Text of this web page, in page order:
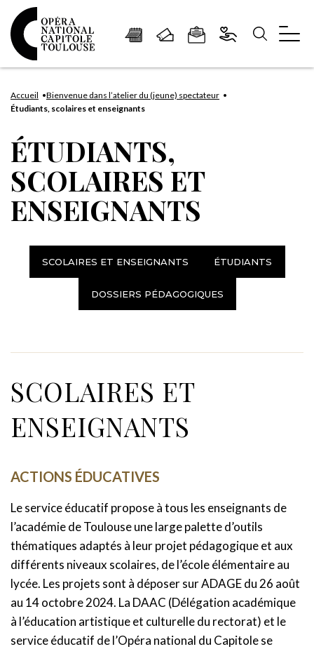
Panneau de gestion des cookies
au
contenu
à
la
à
au
Accueil
Bienvenue dans l’atelier du (jeune) spectateur
Étudiants, scolaires et enseignants
ÉTUDIANTS,
SCOLAIRES ET
ENSEIGNANTS
SCOLAIRES ET ENSEIGNANTS ÉTUDIANTS
DOSSIERS PÉDAGOGIQUES
SCOLAIRES ET
ENSEIGNANTS
ACTIONS ÉDUCATIVES
Le service éducatif propose à tous les enseignants de
l’académie de Toulouse une large palette d’outils
thématiques adaptés à leur projet pédagogique et aux
différents niveaux scolaires, de l’école élémentaire au
lycée. Les projets sont à déposer sur ADAGE du 26 août
au 14 octobre 2024. La DAAC (Délégation académique
à l’éducation artistique et culturelle du rectorat) et le
service éducatif de l’Opéra national du Capitole se